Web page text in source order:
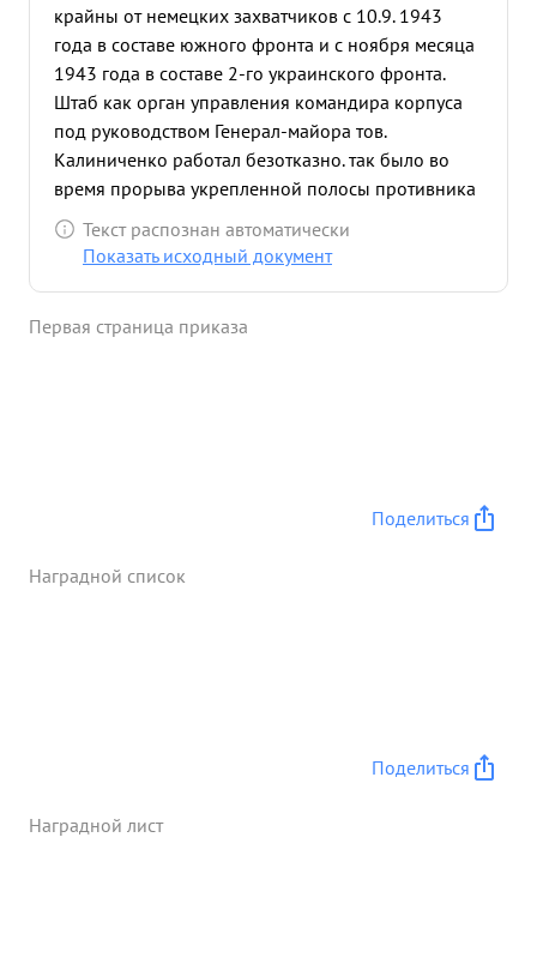
крайны от немецких захватчиков с 10.9. 1943
года в составе южного фронта и с ноября месяца
1943 года в составе 2-го украинского фронта.
Штаб как орган управления командира корпуса
под руководством Генерал-майора тов.
Калиниченко работал безотказно. так было во
время прорыва укрепленной полосы противника
на рубеже реки молочная, действий корпуса на
Криворожском направлении, действий корпуса
умелое руководство штабом по обеспечению
чем обеспечил соединение с частями 1-го
группировки противника в районе корсунь-
Текст распознан автоматически
Показать исходный документ
Первая страница приказа
Поделиться
Наградной список
Поделиться
Наградной лист